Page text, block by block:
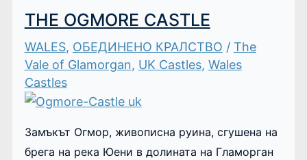
THE OGMORE CASTLE
WALES, ОБЕДИНЕНО КРАЛСТВО / The
Vale of Glamorgan, UK Castles, Wales
Castles
Замъкът Огмор, живописна руина, сгушена на
брега на река Юени в долината на Гламорган